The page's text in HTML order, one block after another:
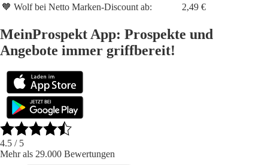
🧡 Wolf bei Netto Marken-Discount ab:
2,49 €
MeinProspekt App: Prospekte und
Angebote immer griffbereit!
4.5 / 5
Mehr als 29.000 Bewertungen